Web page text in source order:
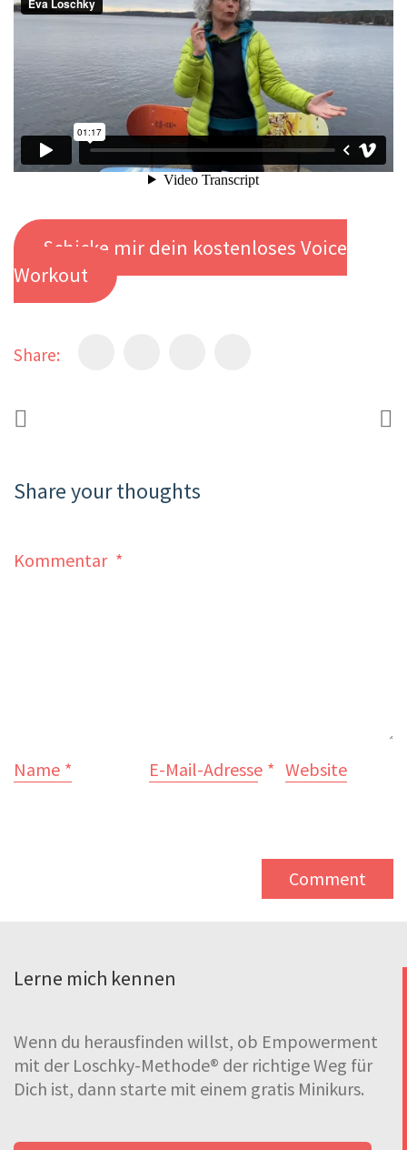
Schicke mir dein kostenloses Voice
Workout
Share:
Share your thoughts
Kommentar *
Name * E-Mail-Adresse * Website
Lerne mich kennen
Wenn du herausfinden willst, ob Empowerment
mit der Loschky-Methode® der richtige Weg für
Dich ist, dann starte mit einem gratis Minikurs.